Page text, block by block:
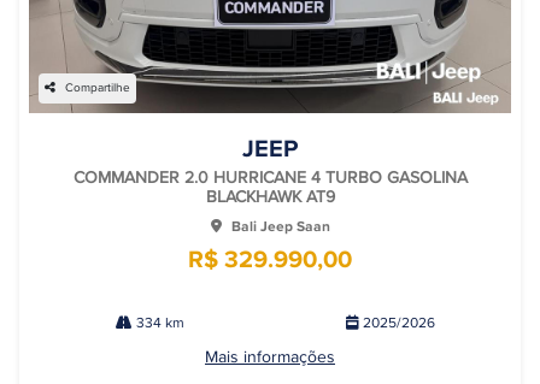
Compartilhe
JEEP
COMMANDER 2.0 HURRICANE 4 TURBO GASOLINA
BLACKHAWK AT9
Bali Jeep Saan
R$ 329.990,00
334 km 2025/2026
Mais informações